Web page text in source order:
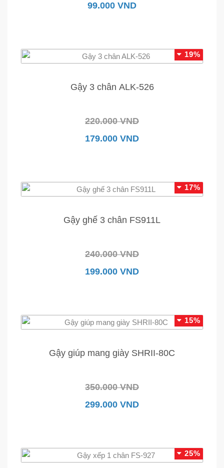
99.000 VND
19%
Gậy 3 chân ALK-526
220.000 VND
179.000 VND
17%
Gậy ghế 3 chân FS911L
240.000 VND
199.000 VND
15%
Gậy giúp mang giày SHRII-80C
350.000 VND
299.000 VND
25%